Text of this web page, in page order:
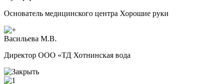
Основатель медицинского центра Хорошие руки
Васильева М.В.
Директор ООО «ТД Хотнинская вода